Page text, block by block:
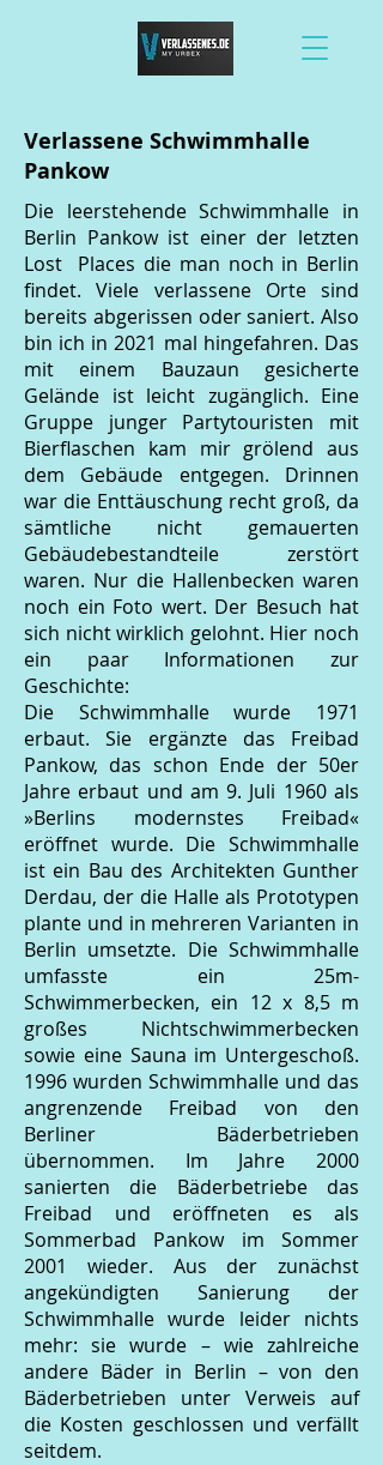
Verlassene Schwimmhalle
Pankow
Die leerstehende Schwimmhalle in
Berlin Pankow ist einer der letzten
Lost Places die man noch in Berlin
findet. Viele verlassene Orte sind
bereits abgerissen oder saniert. Also
bin ich in 2021 mal hingefahren. Das
mit einem Bauzaun gesicherte
Gelände ist leicht zugänglich. Eine
Gruppe junger Partytouristen mit
Bierflaschen kam mir grölend aus
dem Gebäude entgegen. Drinnen
war die Enttäuschung recht groß, da
sämtliche nicht gemauerten
Gebäudebestandteile zerstört
waren. Nur die Hallenbecken waren
noch ein Foto wert. Der Besuch hat
sich nicht wirklich gelohnt. Hier noch
ein paar Informationen zur
Geschichte:
Die Schwimmhalle wurde 1971
erbaut. Sie ergänzte das Freibad
Pankow, das schon Ende der 50er
Jahre erbaut und am 9. Juli 1960 als
»Berlins modernstes Freibad«
eröffnet wurde. Die Schwimmhalle
ist ein Bau des Architekten Gunther
Derdau, der die Halle als Prototypen
plante und in mehreren Varianten in
Berlin umsetzte. Die Schwimmhalle
umfasste ein 25m-
Schwimmerbecken, ein 12 x 8,5 m
großes Nichtschwimmerbecken
sowie eine Sauna im Untergeschoß.
1996 wurden Schwimmhalle und das
angrenzende Freibad von den
Berliner Bäderbetrieben
übernommen. Im Jahre 2000
sanierten die Bäderbetriebe das
Freibad und eröffneten es als
Sommerbad Pankow im Sommer
2001 wieder. Aus der zunächst
angekündigten Sanierung der
Schwimmhalle wurde leider nichts
mehr: sie wurde – wie zahlreiche
andere Bäder in Berlin – von den
Bäderbetrieben unter Verweis auf
die Kosten geschlossen und verfällt
seitdem.